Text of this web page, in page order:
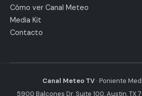
Cómo ver Canal Meteo
Media Kit
Contacto
Canal Meteo TV · Poniente
5900 Balcones Dr. Suite 100, Austin, TX